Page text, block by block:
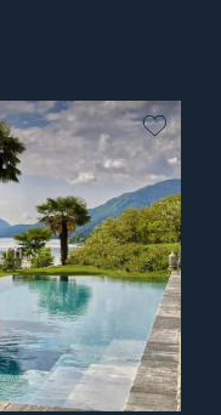
kein